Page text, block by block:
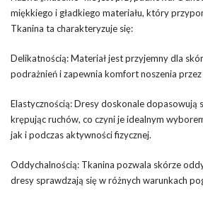
miękkiego i gładkiego materiału, który
Tkanina ta charakteryzuje się:
Delikatnością: Materiał jest przyjemny dla
podrażnień i zapewnia komfort noszenia przez
Elastycznością: Dresy doskonale dopasowują
krępując ruchów, co czyni je idealnym
jak i podczas aktywności fizycznej.
Oddychalnością: Tkanina pozwala skórze
dresy sprawdzają się w różnych warunkach